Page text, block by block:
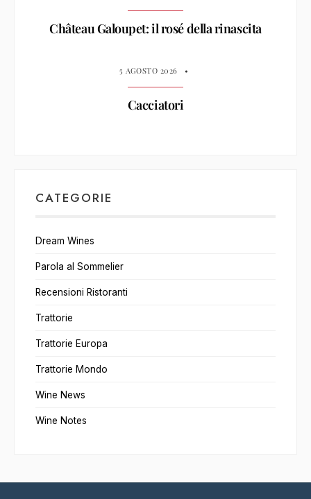
Château Galoupet: il rosé della rinascita
5 AGOSTO 2026 •
Cacciatori
CATEGORIE
Dream Wines
Parola al Sommelier
Recensioni Ristoranti
Trattorie
Trattorie Europa
Trattorie Mondo
Wine News
Wine Notes